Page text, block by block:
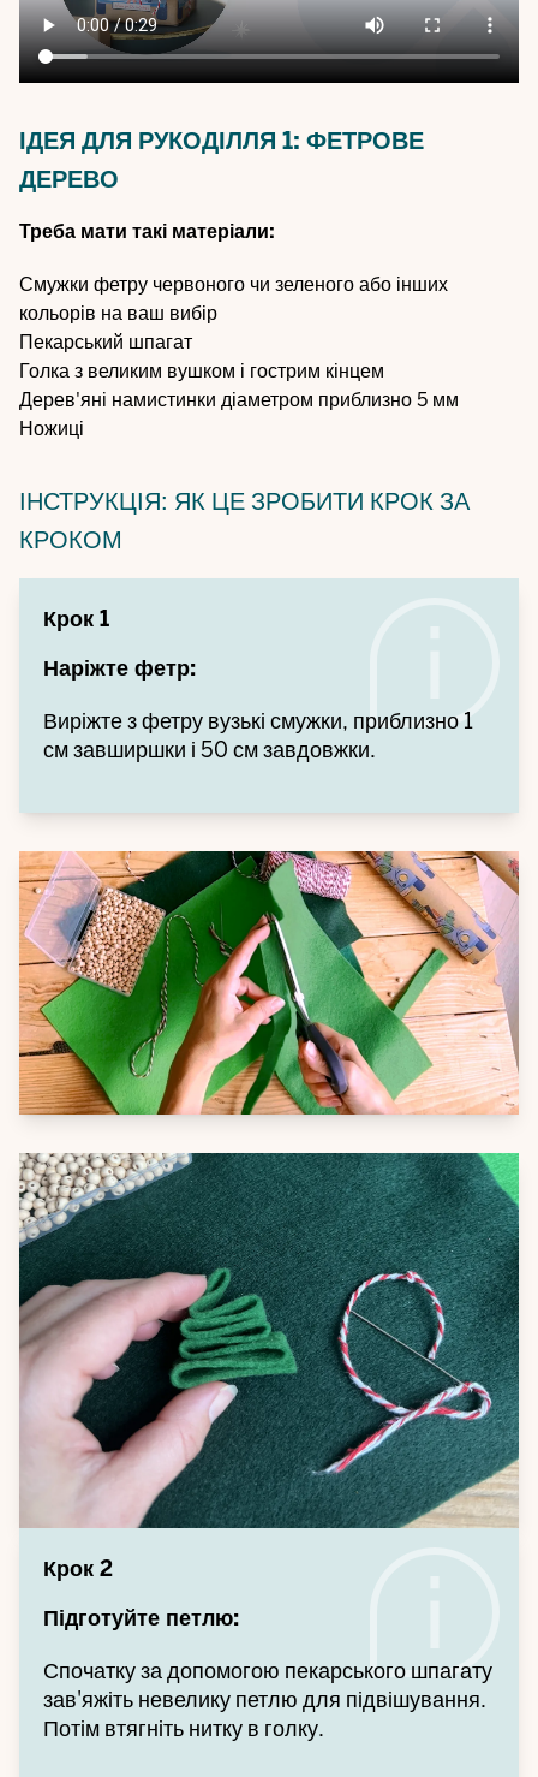
ІДЕЯ ДЛЯ РУКОДІЛЛЯ 1: ФЕТРОВЕ
ДЕРЕВО
Треба мати такі матеріали:
Смужки фетру червоного чи зеленого або інших
кольорів на ваш вибір
Пекарський шпагат
Голка з великим вушком і гострим кінцем
Дерев'яні намистинки діаметром приблизно 5 мм
Ножиці
ІНСТРУКЦІЯ: ЯК ЦЕ ЗРОБИТИ КРОК ЗА
КРОКОМ
Крок 1
Наріжте фетр:
Виріжте з фетру вузькі смужки, приблизно 1
см завширшки і 50 см завдовжки.
Крок 2
Підготуйте петлю:
Спочатку за допомогою пекарського шпагату
зав'яжіть невелику петлю для підвішування.
Потім втягніть нитку в голку.